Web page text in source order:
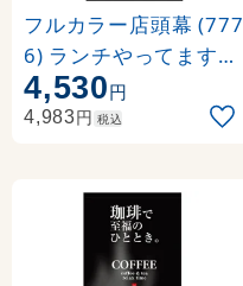
フルカラー店頭幕 (777
6) ランチやってます。
(ポンジ)
4,530円
4,983円 税込